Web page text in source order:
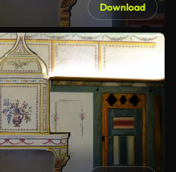
Download